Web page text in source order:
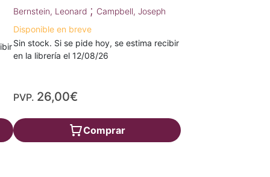
Bernstein, Leonard ; Campbell, Joseph
Disponible en breve
Sin stock. Si se pide hoy, se estima recibir
en la librería el 12/08/26
PVP. 26,00€
Comprar